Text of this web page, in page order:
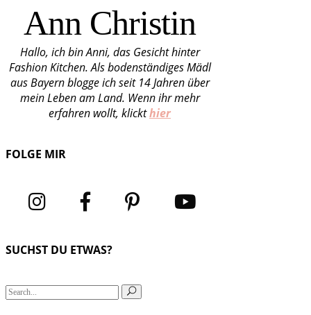
Ann Christin
Hallo, ich bin Anni, das Gesicht hinter
Fashion Kitchen. Als bodenständiges Mädl
aus Bayern blogge ich seit 14 Jahren über
mein Leben am Land. Wenn ihr mehr
erfahren wollt, klickthier
FOLGE MIR
SUCHST DU ETWAS?
Search